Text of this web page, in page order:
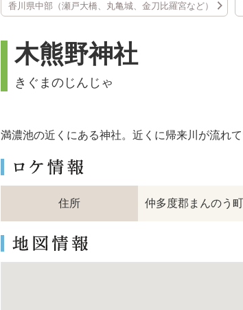
香川県中部（瀬戸大橋、丸亀城、金刀比羅宮など）
木熊野神社
きぐまのじんじゃ
満濃池の近くにある神社。近くに帰来川が流れて
住所 仲多度郡まんのう町